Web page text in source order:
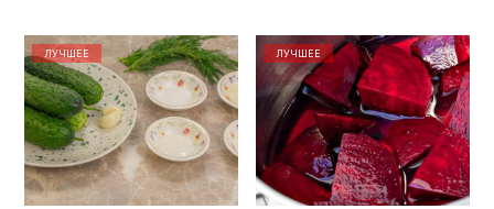
ЛУЧШЕЕ ЛУЧШЕЕ